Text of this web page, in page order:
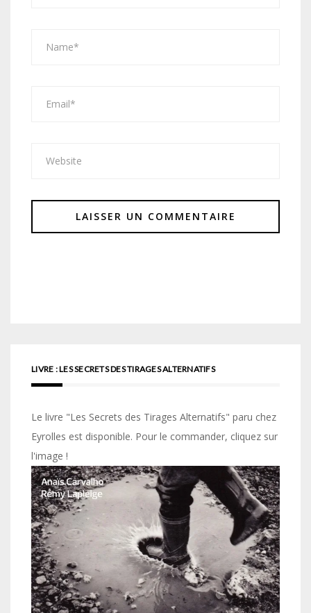
LIVRE : LES SECRETS DES TIRAGES ALTERNATIFS
Le livre "Les Secrets des Tirages Alternatifs" paru chez
Eyrolles est disponible. Pour le commander, cliquez sur
l'image !